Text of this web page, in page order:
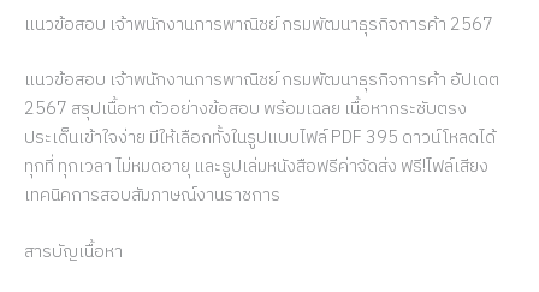
แนวข้อสอบ เจ้าพนักงานการพาณิชย์ กรมพัฒนาธุรกิจการค้า 2567
แนวข้อสอบ เจ้าพนักงานการพาณิชย์ กรมพัฒนาธุรกิจการค้า อัปเดต
2567 สรุปเนื้อหา ตัวอย่างข้อสอบ พร้อมเฉลย เนื้อหากระชับตรง
ประเด็นเข้าใจง่าย มีให้เลือกทั้งในรูปแบบไฟล์ PDF 395 ดาวน์โหลดได้
ทุกที่ ทุกเวลา ไม่หมดอายุ และรูปเล่มหนังสือฟรีค่าจัดส่ง ฟรี!ไฟล์เสียง
เทคนิคการสอบสัมภาษณ์งานราชการ
สารบัญเนื้อหา